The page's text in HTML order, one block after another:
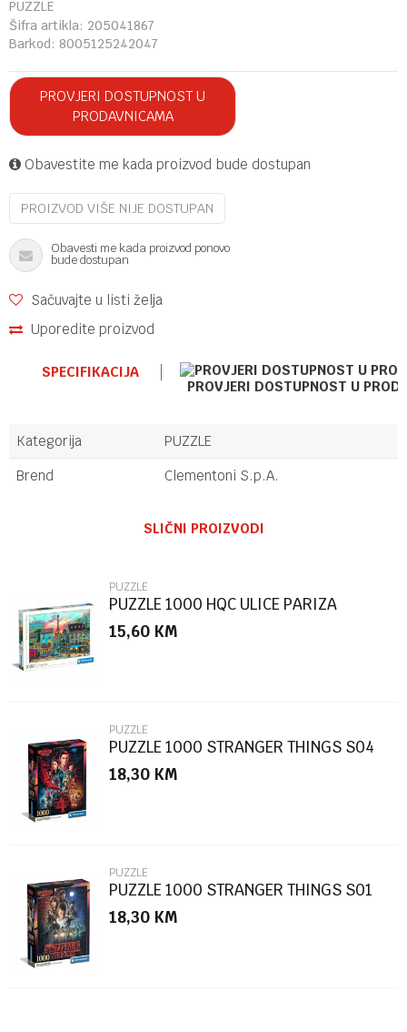
PUZZLE
Šifra artikla: 205041867
Barkod: 8005125242047
PROVJERI DOSTUPNOST U
PRODAVNICAMA
Obavestite me kada proizvod bude dostupan
PROIZVOD VIŠE NIJE DOSTUPAN
Obavesti me kada proizvod ponovo
bude dostupan
Sačuvajte u listi želja
Uporedite proizvod
SPECIFIKACIJA
PROVJERI DOSTUPNOST U
Kategorija
PUZZLE
Brend
Clementoni S.p.A.
Poruka
POŠALJI
SLIČNI PROIZVODI
PUZZLE
PUZZLE 1000 HQC ULICE PARIZA
15,60 KM
PUZZLE
PUZZLE 1000 STRANGER THINGS S04
18,30 KM
PUZZLE
PUZZLE 1000 STRANGER THINGS S01
18,30 KM